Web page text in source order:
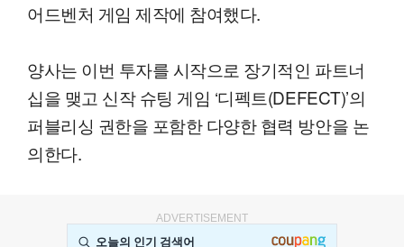
어드벤처 게임 제작에 참여했다.
양사는 이번 투자를 시작으로 장기적인 파트너
십을 맺고 신작 슈팅 게임 ‘디펙트(DEFECT)’의
퍼블리싱 권한을 포함한 다양한 협력 방안을 논
의한다.
ADVERTISEMENT